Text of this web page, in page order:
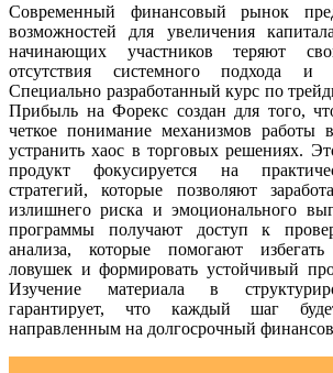
Современный финансовый рынок
возможностей для увеличения
начинающих участников теряют
отсутствия системного подхода и
Специально разработанный курс по
Прибыль на Форекс создан для того,
четкое понимание механизмов работы
устранить хаос в торговых решениях.
продукт фокусируется на
стратегий, которые позволяют
излишнего риска и эмоционального
программы получают доступ к
анализа, которые помогают избегать
ловушек и формировать устойчивый
Изучение материала в
гарантирует, что каждый шаг
направленным на долгосрочный